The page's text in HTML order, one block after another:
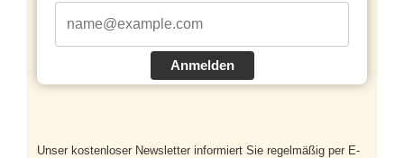
Anmelden
Unser kostenloser Newsletter informiert Sie regelmäßig per E-